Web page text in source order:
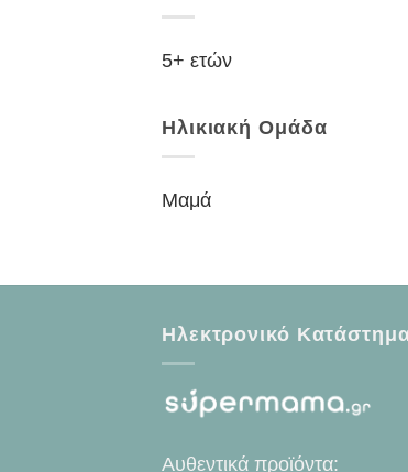
5+ ετών
Ηλικιακή Ομάδα
Μαμά
Ηλεκτρονικό
Αυθεντικά προϊόντα: